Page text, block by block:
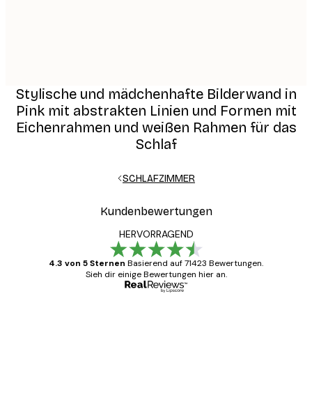
Stylische und mädchenhafte Bilderwand in
Pink mit abstrakten Linien und Formen mit
Eichenrahmen und weißen Rahmen für das
Schlaf
SCHLAFZIMMER
Kundenbewertungen
HERVORRAGEND
4.3 von 5 Sternen Basierend auf 71423 Bewertungen.
Sieh dir einige Bewertungen hier an.